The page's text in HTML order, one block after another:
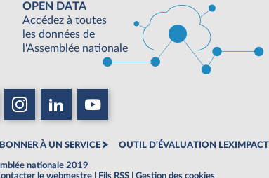
OPEN DATA
Accédez à toutes
les données de
l'Assemblée nationale
À UN SERVICE OUTIL D'ÉVALUATION LEXIMPACT
nationale 2019
le webmestre Fils RSS Gestion des cookies